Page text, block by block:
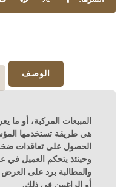
الوصف
المبيعات المركبة، أو ما
هي طريقة تستخدمها
الحصول على تعاقدات
وحينئذ يتحكم العميل في
والمطالبة برد على
أو الراغبين في ذلك.